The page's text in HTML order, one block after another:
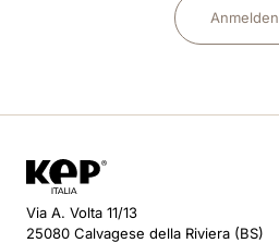
Anmelden
Via A. Volta 11/13
25080 Calvagese della Riviera (BS)